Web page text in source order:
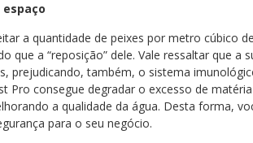
espaço
a quantidade de peixes por metro cúbico
que a “reposição” dele. Vale ressaltar que
prejudicando, também, o sistema
Pro consegue degradar o excesso de
a qualidade da água. Desta forma,
para o seu negócio.